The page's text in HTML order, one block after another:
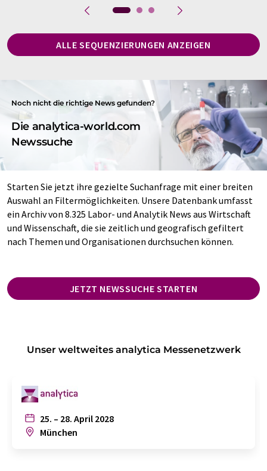
ALLE SEQUENZIERUNGEN ANZEIGEN
Noch nicht die richtige News gefunden?
Die analytica-world.com
Newssuche
Starten Sie jetzt ihre gezielte Suchanfrage mit einer breiten
Auswahl an Filtermöglichkeiten. Unsere Datenbank umfasst
ein Archiv von 8.325 Labor- und Analytik News aus Wirtschaft
und Wissenschaft, die sie zeitlich und geografisch gefiltert
nach Themen und Organisationen durchsuchen können.
JETZT NEWSSUCHE STARTEN
Unser weltweites analytica Messenetzwerk
25. – 28. April 2028
München